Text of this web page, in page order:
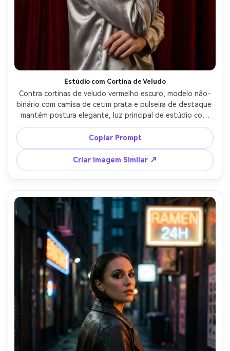
Estúdio com Cortina de Veludo
Contra cortinas de veludo vermelho escuro, modelo não-
binário com camisa de cetim prata e pulseira de destaque
mantém postura elegante, luz principal de estúdio com
grid e luz de fundo sutil, Fujifilm GFX 100S 80mm f/1.7,
meio corpo, clima editorial luxuoso, textura natural da
pele, brilhos limpos, alta resolução, foco nítido --ar 4:5
Copiar Prompt
Criar Imagem Similar ↗